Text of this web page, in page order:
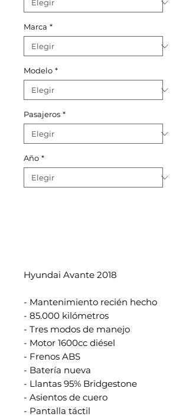
Marca *
Modelo *
Pasajeros *
Año *
Hyundai Avante 2018
- Mantenimiento recién hecho
- 85.000 kilómetros
- Tres modos de manejo
- Motor 1600cc diésel
- Frenos ABS
- Batería nueva
- Llantas 95% Bridgestone
- Asientos de cuero
- Pantalla táctil